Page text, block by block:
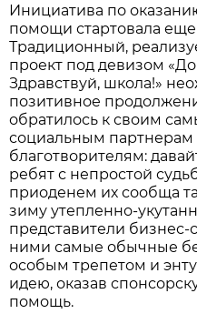
Инициатива по
помощи стартовала еще
Традиционный,
проект под девизом
Здравствуй, школа!»
позитивное
обратилось к своим
социальным партнерам
благотворителям:
ребят с непростой
приоденем их сообща
зиму утепленно-
представители бизнес-
ними самые обычные
особым трепетом и
идею, оказав
помощь.